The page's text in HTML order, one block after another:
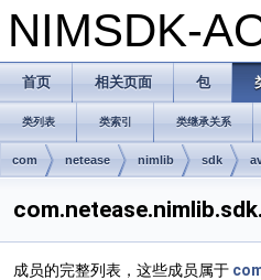
NIMSDK-
首页 相关页面 包
类列表 类索引 类继承关系
com netease nimlib sdk
成员的完整列表，这些成员属于